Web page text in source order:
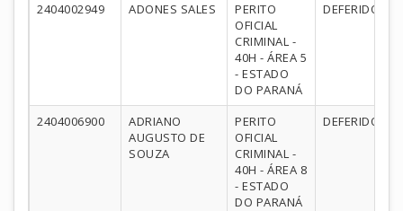
2404002949 ADONES SALES
PERITO
OFICIAL
CRIMINAL -
40H - ÁREA 5
- ESTADO
DO PARANÁ
DEFERIDO
2404006900
ADRIANO
AUGUSTO DE
SOUZA
PERITO
OFICIAL
CRIMINAL -
40H - ÁREA 8
- ESTADO
DO PARANÁ
DEFERIDO